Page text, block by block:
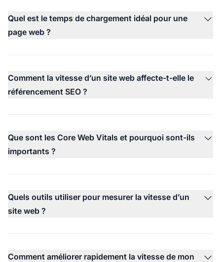
Quel est le temps de chargement idéal pour une
page web ?
Comment la vitesse d’un site web affecte-t-elle le
référencement SEO ?
Que sont les Core Web Vitals et pourquoi sont-ils
importants ?
Quels outils utiliser pour mesurer la vitesse d’un
site web ?
Comment améliorer rapidement la vitesse de mon